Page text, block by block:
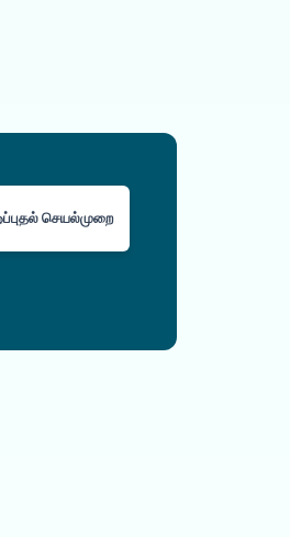
செயல்முறை